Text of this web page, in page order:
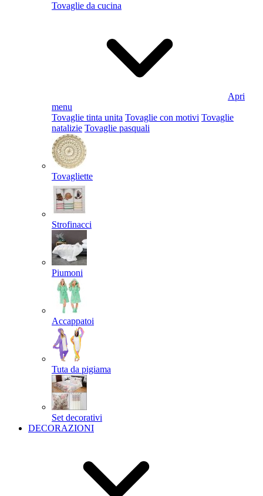
Tovaglie da cucina
Apri
menu
Tovaglie tinta unita Tovaglie con motivi Tovaglie
natalizie Tovaglie pasquali
Tovagliette
Strofinacci
Piumoni
Accappatoi
Tuta da pigiama
Set decorativi
DECORAZIONI